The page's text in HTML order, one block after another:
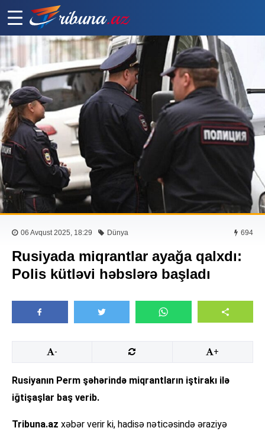
06 Avqust 2025, 18:29 Dünya 694
Rusiyada miqrantlar ayağa qalxdı:
Polis kütləvi həbslərə başladı
- +
Rusiyanın Perm şəhərində miqrantların iştirakı ilə
iğtişaşlar baş verib.
Tribuna.az xəbər verir ki, hadisə nəticəsində əraziyə